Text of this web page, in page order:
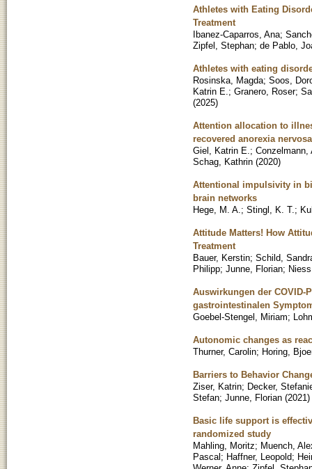
Athletes with Eating
Treatment
Ibanez-Caparros, Ana;
Zipfel, Stephan; de Pablo,
Athletes with eating
Rosinska, Magda; Soos,
Katrin E. ; Granero, Roser;
(2025)
Attention allocation to
recovered anorexia nervosa
Giel, Katrin E. ; Conzelmann,
Schag, Kathrin (2020)
Attentional impulsivity in
brain networks
Hege, M. A. ; Stingl, K. T. ;
Attitude Matters! How
Treatment
Bauer, Kerstin; Schild,
Philipp; Junne, Florian;
Auswirkungen der
gastrointestinalen
Goebel-Stengel, Miriam;
Autonomic changes as
Thurner, Carolin; Horing,
Barriers to Behavior
Ziser, Katrin; Decker,
Stefan; Junne, Florian (2021)
Basic life support is
randomized study
Mahling, Moritz; Muench,
Pascal; Haffner, Leopold;